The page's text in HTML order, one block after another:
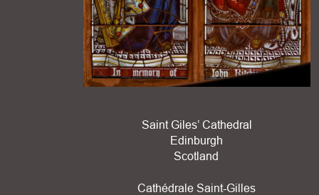
Saint Giles’ Cathedral
Edinburgh
Scotland
Cathédrale Saint-Gilles